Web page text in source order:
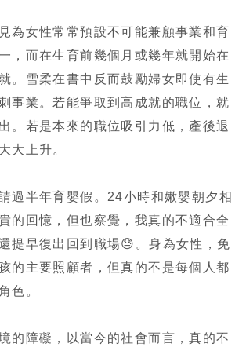
為女性常常預設不可能兼顧事業和育
，而在生育前幾個月或幾年就開始在
。雪柔在書中反而鼓勵婦女即使有生
事業。若能爭取到高成就的職位，就
。若是本來的職位吸引力低，產後退
大上升。
過半年育嬰假。24小時和嫩嬰朝夕相
的回憶，但也察覺，我真的不適合全
提早復出回到職場😓。身為女性，免
的主要照顧者，但真的不是每個人都
色。
的障礙，以當今的社會而言，真的不